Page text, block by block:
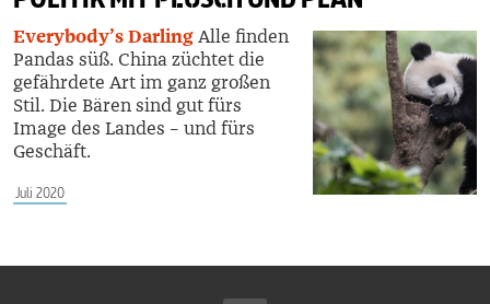
Everybody’s DarlingAlle finden
Pandas süß. China züchtet die
gefährdete Art im ganz großen
Stil. Die Bären sind gut fürs
Image des Landes – und fürs
Geschäft.
Juli 2020